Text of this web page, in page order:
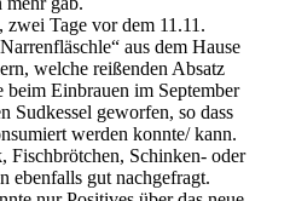
zwei Tage vor dem 11.11.
aus dem Hause
welche reißenden Absatz
beim Einbrauen im September
Sudkessel geworfen, so dass
werden konnte/ kann.
Fischbrötchen, Schinken- oder
ebenfalls gut nachgefragt.